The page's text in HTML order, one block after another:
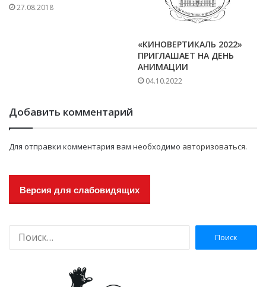
27.08.2018
«КИНОВЕРТИКАЛЬ 2022»
ПРИГЛАШАЕТ НА ДЕНЬ
АНИМАЦИИ
04.10.2022
Добавить комментарий
Для отправки комментария вам необходимо авторизоваться.
Версия для слабовидящих